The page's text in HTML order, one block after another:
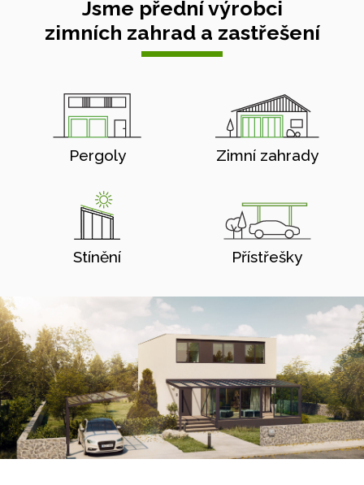
Jsme přední výrobci
zimních zahrad a zastřešení
Pergoly Zimní zahrady
Stínění Přístřešky